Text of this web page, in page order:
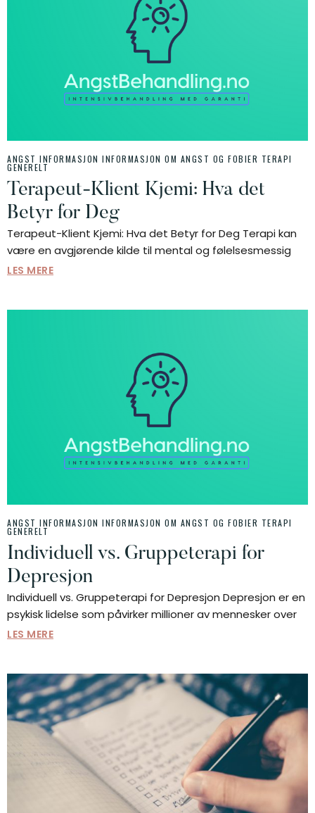
ANGST INFORMASJON INFORMASJON OM ANGST OG FOBIER TERAPI
GENERELT
Terapeut-Klient Kjemi: Hva det
Betyr for Deg
Terapeut-Klient Kjemi: Hva det Betyr for Deg Terapi kan
være en avgjørende kilde til mental og følelsesmessig
LES MERE
ANGST INFORMASJON INFORMASJON OM ANGST OG FOBIER TERAPI
GENERELT
Individuell vs. Gruppeterapi for
Depresjon
Individuell vs. Gruppeterapi for Depresjon Depresjon er en
psykisk lidelse som påvirker millioner av mennesker over
LES MERE